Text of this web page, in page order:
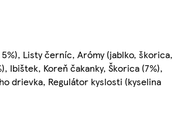
Listy černíc, Arómy (jablko, škorica,
Ibištek, Koreň čakanky, Škorica (7%),
drievka, Regulátor kyslosti (kyselina